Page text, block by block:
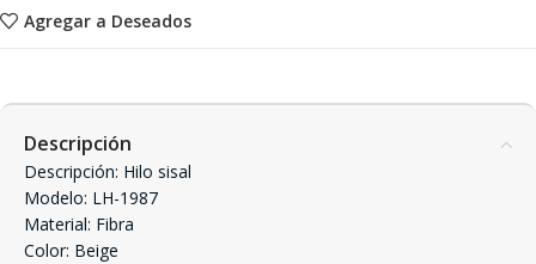
Agregar a Deseados
Descripción
Descripción: Hilo sisal
Modelo: LH-1987
Material: Fibra
Color: Beige